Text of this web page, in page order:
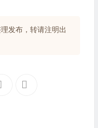
发布，转请注明出